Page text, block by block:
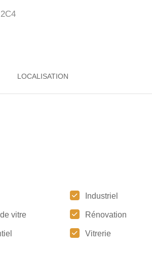
Industriel
vitre Rénovation
Vitrerie